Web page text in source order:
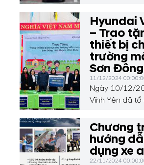
Hyundai
– Trao
thiết bị
trường
Sơn Đông
11/12/2024
Ngày 10/12/
Vĩnh Yên đã
trao tặng 50
01 loa, 30 bộ
liệu và đồ chơi
học sinh tại
Chương
hướng
dụng xe
22/11/2024